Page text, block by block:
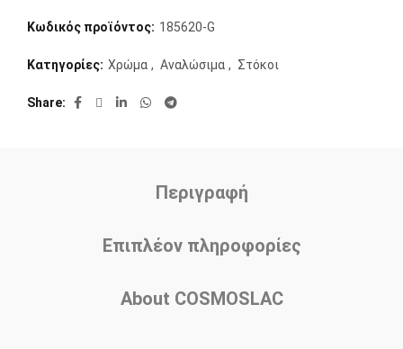
Κωδικός προϊόντος: 185620-G
Κατηγορίες: Χρώμα , Αναλώσιμα , Στόκοι
Share
Περιγραφή
Επιπλέον πληροφορίες
About COSMOSLAC